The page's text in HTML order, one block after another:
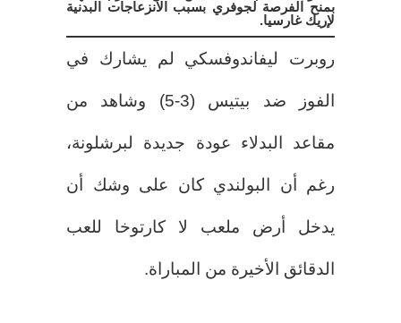
بمنح الفرصة لجوفري بسبب الانزعاجات البدنية
لإريك غارسيا.
روبرت ليفاندوفسكي لم يشارك في
الفوز ضد بيتيس (3-5) وشاهد من
مقاعد البدلاء عودة جديدة لبرشلونة،
رغم أن البولندي كان على وشك أن
يدخل أرض ملعب لا كارتوخا للعب
الدقائق الأخيرة من المباراة.